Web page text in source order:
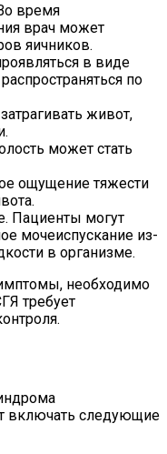
время
врач может
яичников.
в виде
по
живот,
может стать
ощущение тяжести
Пациенты могут
мочеиспускание из-
в организме.
необходимо
требует
включать следующие